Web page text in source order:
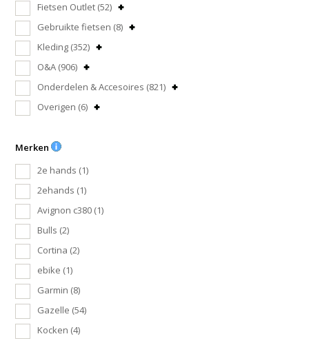
Fietsen Outlet (52)
Gebruikte fietsen (8)
Kleding (352)
O&A (906)
Onderdelen & Accesoires (821)
Overigen (6)
Merken
2e hands (1)
2ehands (1)
Avignon c380 (1)
Bulls (2)
Cortina (2)
ebike (1)
Garmin (8)
Gazelle (54)
Kocken (4)